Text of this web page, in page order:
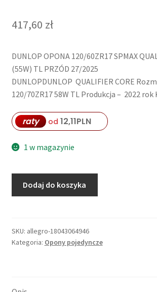
417,60 zł
DUNLOP OPONA 120/60ZR17 SPMAX
(55W) TL PRZÓD 27/2025
DUNLOPDUNLOP QUALIFIER CORE
120/70ZR17 58W TL Produkcja – 2022 rok
raty od 12,11PLN
1 w magazynie
SPMAX
QUALIFIER
Dodaj do koszyka
SKU: allegro-18043064946
Kategoria: Opony pojedyncze